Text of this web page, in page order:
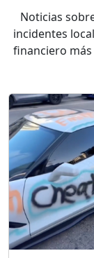
Noticias
incidentes
financiero más